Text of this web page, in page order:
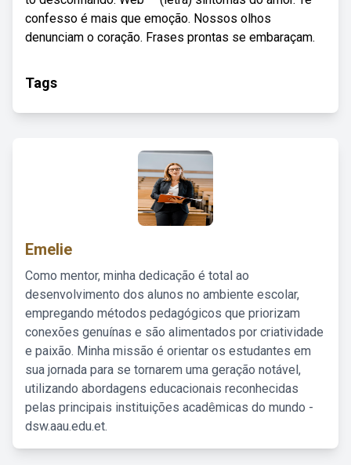
confesso é mais que emoção. Nossos olhos
denunciam o coração. Frases prontas se embaraçam.
Tags
Emelie
Como mentor, minha dedicação é total ao
desenvolvimento dos alunos no ambiente escolar,
empregando métodos pedagógicos que priorizam
conexões genuínas e são alimentados por criatividade
e paixão. Minha missão é orientar os estudantes em
sua jornada para se tornarem uma geração notável,
utilizando abordagens educacionais reconhecidas
pelas principais instituições acadêmicas do mundo -
dsw.aau.edu.et.